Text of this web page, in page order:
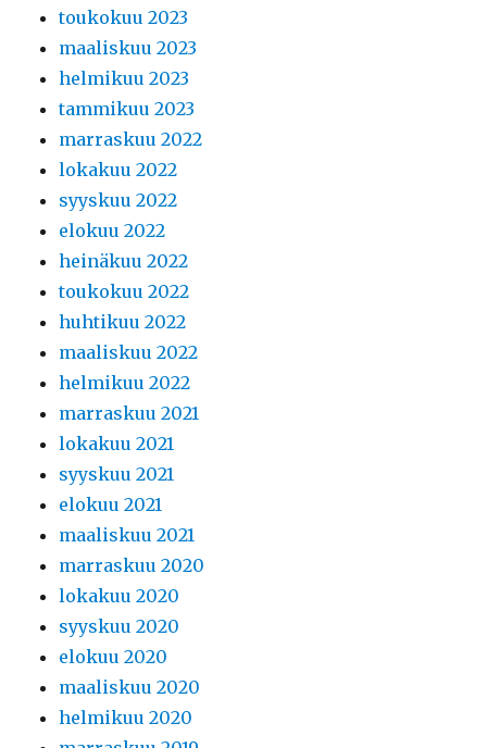
toukokuu 2023
maaliskuu 2023
helmikuu 2023
tammikuu 2023
marraskuu 2022
lokakuu 2022
syyskuu 2022
elokuu 2022
heinäkuu 2022
toukokuu 2022
huhtikuu 2022
maaliskuu 2022
helmikuu 2022
marraskuu 2021
lokakuu 2021
syyskuu 2021
elokuu 2021
maaliskuu 2021
marraskuu 2020
lokakuu 2020
syyskuu 2020
elokuu 2020
maaliskuu 2020
helmikuu 2020